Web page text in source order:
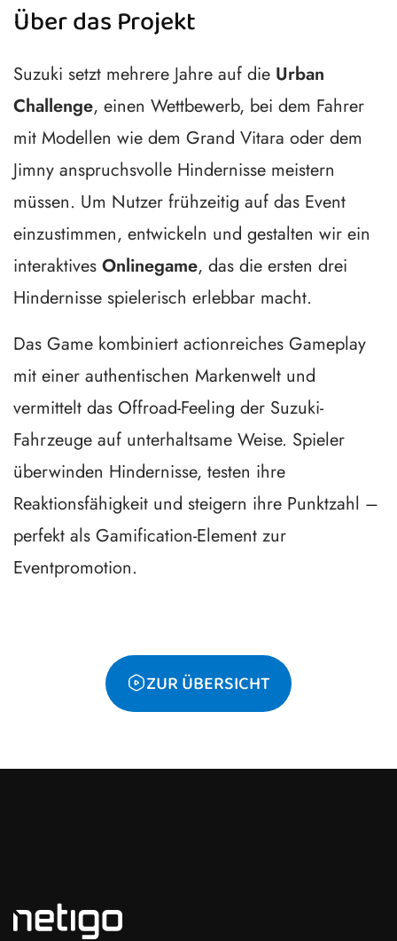
Über das Projekt
Suzuki setzt mehrere Jahre auf die Urban
Challenge, einen Wettbewerb, bei dem Fahrer
mit Modellen wie dem Grand Vitara oder dem
Jimny anspruchsvolle Hindernisse meistern
müssen. Um Nutzer frühzeitig auf das Event
einzustimmen, entwickeln und gestalten wir ein
interaktives Onlinegame, das die ersten drei
Hindernisse spielerisch erlebbar macht.
Das Game kombiniert actionreiches Gameplay
mit einer authentischen Markenwelt und
vermittelt das Offroad-Feeling der Suzuki-
Fahrzeuge auf unterhaltsame Weise. Spieler
überwinden Hindernisse, testen ihre
Reaktionsfähigkeit und steigern ihre Punktzahl –
perfekt als Gamification-Element zur
Eventpromotion.
ZUR ÜBERSICHT